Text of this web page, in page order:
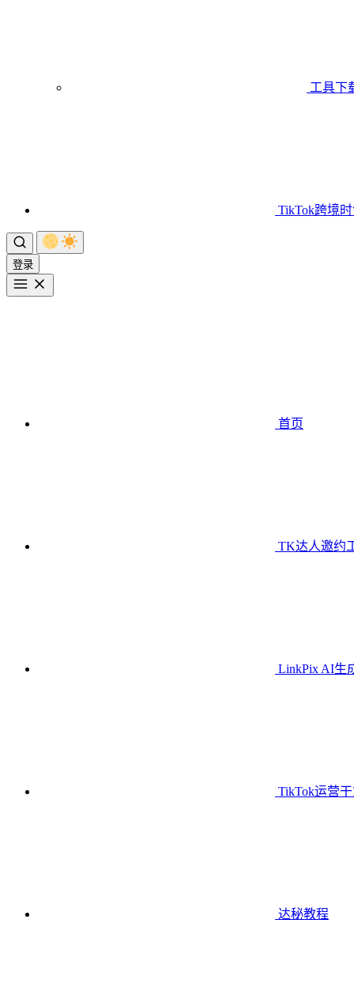
工具下
TikTok跨境
登录
首页
TK达人邀约
LinkPix AI生
TikTok运营
达秘教程